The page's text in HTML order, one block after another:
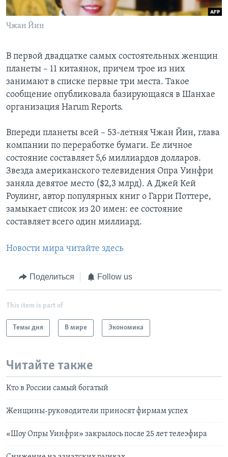
Learning English
Языки
Чжан Йин
В первой двадцатке самых состоятельных женщин
планеты – 11 китаянок, причем трое из них
занимают в списке первые три места. Такое
сообщение опубликовала базирующаяся в Шанхае
организация Harum Reports.
Впереди планеты всей – 53-летняя Чжан Йин, глава
компании по переработке бумаги. Ее личное
состояние составляет 5,6 миллиардов долларов.
Звезда американского телевидения Опра Уинфри
заняла девятое место ($2,3 млрд). А Джей Кей
Роулинг, автор популярных книг о Гарри Поттере,
замыкает список из 20 имен: ее состояние
составляет всего один миллиард.
Новости мира читайте здесь
Поделиться Follow us
This item is part of
Темы дня В мире Экономика
Читайте также
Кто в России самый богатый
Женщины-руководители приносят фирмам успех
«Шоу Опры Уинфри» закрылось после 25 лет телеэфира